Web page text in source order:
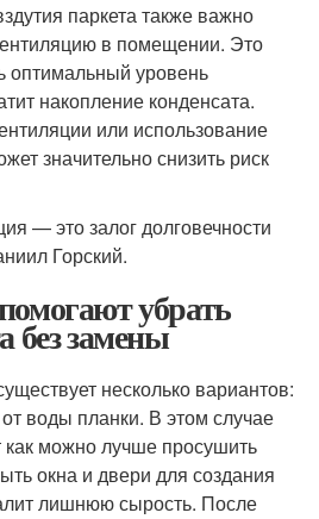
паркета также важно
в помещении. Это
оптимальный уровень
накопление конденсата.
или использование
значительно снизить риск
— это залог долговечности
Горский.
убрать
без замены
несколько вариантов:
воды планки. В этом случае
можно лучше просушить
окна и двери для создания
лишнюю сырость. После